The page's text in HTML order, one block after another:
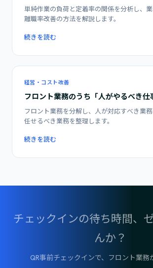
単純作業の負荷と定着率の関係を分析し、
離職率改善の方法を解説します。
続きを読む
経営・コスト改善
フロント業務のうち「人がやるべき仕
フロント業務を分解し、人が対応すべき業
任せるべき業務を整理します。
続きを読む
チェックインの待ち時間、
んか？
QR事前チェックインで、フロント業務